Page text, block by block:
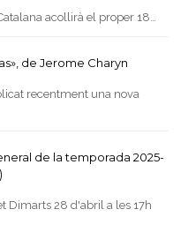
acollirà el proper 18…
de Jerome Charyn
recentment una nova
de la temporada 2025-
Dimarts 28 d'abril a les 17h